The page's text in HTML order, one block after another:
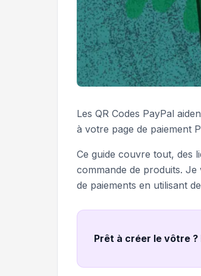
Les QR Codes PayPal
à votre page de paiement
Ce guide couvre tout, des
commande de produits.
de paiements en utilisant
Prêt à créer le vôtre